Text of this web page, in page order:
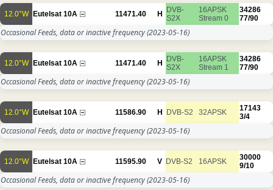
12.0°W Eutelsat 10A 11471.40 H DVB-
S2X
16APSK
Stream 0
34286
77/90
Occasional Feeds, data or inactive frequency(2023-05-16)
12.0°W Eutelsat 10A 11471.40 H DVB-
S2X
16APSK
Stream 1
34286
77/90
Occasional Feeds, data or inactive frequency(2023-05-16)
12.0°W Eutelsat 10A 11586.90 H DVB-S2 32APSK
17143
3/4
Occasional Feeds, data or inactive frequency(2023-05-16)
12.0°W Eutelsat 10A 11595.90 V DVB-S2 16APSK
30000
9/10
Occasional Feeds, data or inactive frequency(2023-05-16)